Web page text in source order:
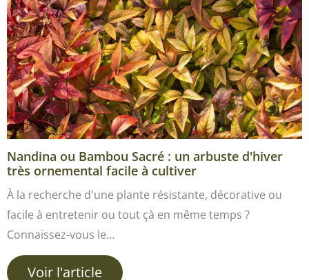
Nandina ou Bambou Sacré : un arbuste d'hiver
très ornemental facile à cultiver
À la recherche d'une plante résistante, décorative ou
facile à entretenir ou tout çà en même temps ?
Connaissez-vous le…
Voir l'article